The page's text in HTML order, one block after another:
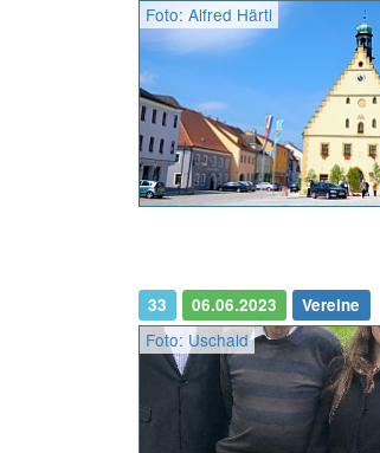
Foto: Alfred Härtl
33 06.06.2023 Vereine
Foto: Uschald